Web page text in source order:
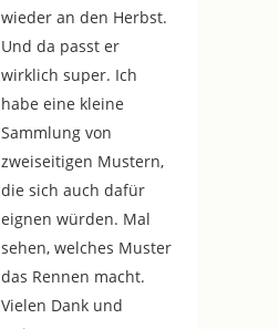
wieder an den Herbst.
Und da passt er
wirklich super. Ich
habe eine kleine
Sammlung von
zweiseitigen Mustern,
die sich auch dafür
eignen würden. Mal
sehen, welches Muster
das Rennen macht.
Vielen Dank und